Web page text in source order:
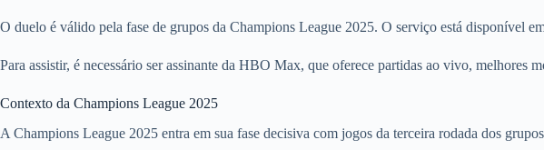
O duelo é válido pela fase de grupos da Champions League 2025. O serviço está disponível
Para assistir, é necessário ser assinante da HBO Max, que oferece partidas ao vivo, melhores
Contexto da Champions League 2025
A Champions League 2025 entra em sua fase decisiva com jogos da terceira rodada dos